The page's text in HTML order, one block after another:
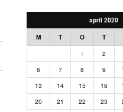
april 2020
M T O T
1 2
6
7 8 9
13
14 15 16
20
21 22 23